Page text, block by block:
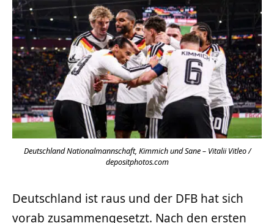
Deutschland Nationalmannschaft, Kimmich und Sane – Vitalii Vitleo /
depositphotos.com
Deutschland ist raus und der DFB hat sich
vorab zusammengesetzt. Nach den ersten